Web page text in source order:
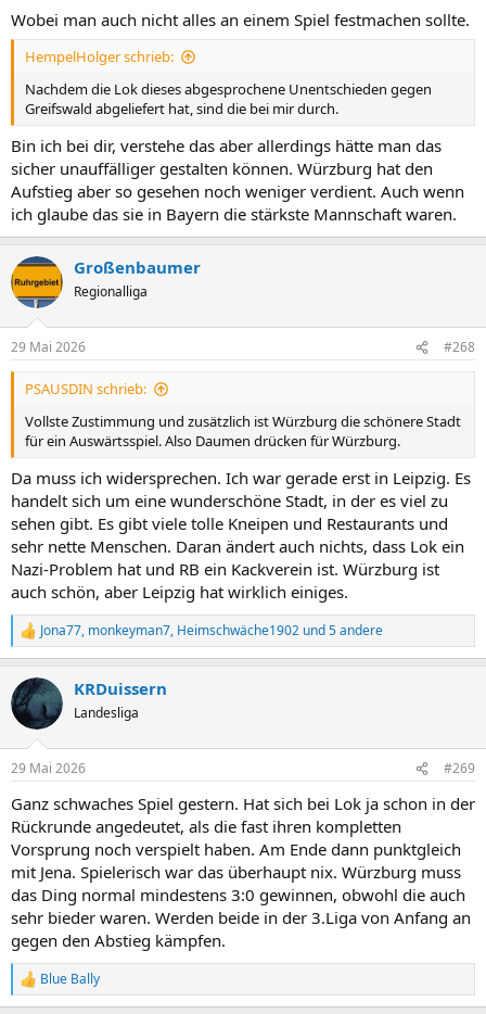
Wobei man auch nicht alles an einem Spiel festmachen sollte.
HempelHolger schrieb:
Nachdem die Lok dieses abgesprochene Unentschieden gegen
Greifswald abgeliefert hat, sind die bei mir durch.
Bin ich bei dir, verstehe das aber allerdings hätte man das
sicher unauffälliger gestalten können. Würzburg hat den
Aufstieg aber so gesehen noch weniger verdient. Auch wenn
ich glaube das sie in Bayern die stärkste Mannschaft waren.
Großenbaumer
Regionalliga
29 Mai 2026 #268
PSAUSDIN schrieb:
Vollste Zustimmung und zusätzlich ist Würzburg die schönere Stadt
für ein Auswärtsspiel. Also Daumen drücken für Würzburg.
Da muss ich widersprechen. Ich war gerade erst in Leipzig. Es
handelt sich um eine wunderschöne Stadt, in der es viel zu
sehen gibt. Es gibt viele tolle Kneipen und Restaurants und
sehr nette Menschen. Daran ändert auch nichts, dass Lok ein
Nazi-Problem hat und RB ein Kackverein ist. Würzburg ist
auch schön, aber Leipzig hat wirklich einiges.
R
e
k
t
i
e
:
Jona77, monkeyman7, Heimschwäche1902 und 5 andere
KRDuissern
Landesliga
29 Mai 2026 #269
Ganz schwaches Spiel gestern. Hat sich bei Lok ja schon in der
Rückrunde angedeutet, als die fast ihren kompletten
Vorsprung noch verspielt haben. Am Ende dann punktgleich
mit Jena. Spielerisch war das überhaupt nix. Würzburg muss
das Ding normal mindestens 3:0 gewinnen, obwohl die auch
sehr bieder waren. Werden beide in der 3.Liga von Anfang an
gegen den Abstieg kämpfen.
R
e
Blue Bally